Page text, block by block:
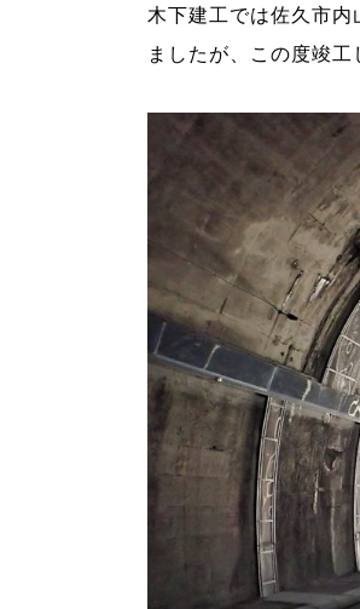
木下建工では佐久市
ましたが、この度竣工